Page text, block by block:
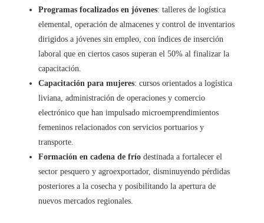
Programas focalizados en jóvenes: talleres de logística
elemental, operación de almacenes y control de inventarios
dirigidos a jóvenes sin empleo, con índices de inserción
laboral que en ciertos casos superan el 50% al finalizar la
capacitación.
Capacitación para mujeres: cursos orientados a logística
liviana, administración de operaciones y comercio
electrónico que han impulsado microemprendimientos
femeninos relacionados con servicios portuarios y
transporte.
Formación en cadena de frío destinada a fortalecer el
sector pesquero y agroexportador, disminuyendo pérdidas
posteriores a la cosecha y posibilitando la apertura de
nuevos mercados regionales.